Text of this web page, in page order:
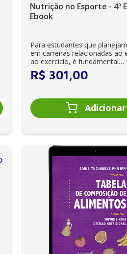
Nutrição no Esporte - 4ª Edição -
Ebook
Para estudantes que
em carreiras relacionadas ao
ao exercício, é fundamental
compreender o...
R$ 301,00